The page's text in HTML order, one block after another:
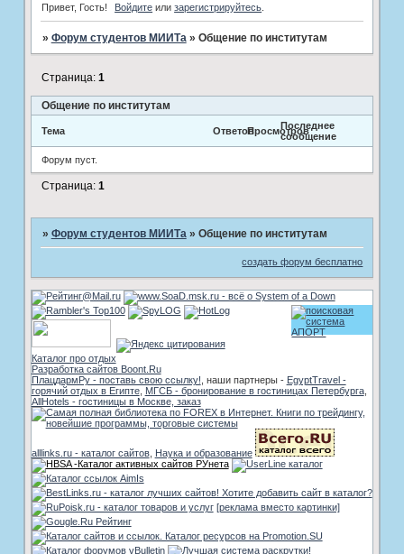
Привет, Гость! Войдите илизарегистрируйтесь
» Форум студентов МИИТа » Общение по институтам
Общение по институтам
Страница: 1
Тема ОтветовПросмотровПоследнее
сообщение
Форум пуст.
Страница: 1
» Форум студентов МИИТа » Общение по институтам
создать форум бесплатно
Каталог про отдых
Разработка сайтов Boont.Ru
ПлацдармРу - поставь свою ссылку! , наши партнеры - EgyptTravel -
горячий отдых в Египте, МГСБ - бронирование в гостиницах Петербурга,
AllHotels - гостиницы в Москве, заказ
alllinks.ru - каталог сайтов, Наука и образование
[реклама вместо картинки]